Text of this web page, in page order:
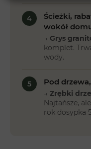
4
Ścieżki,
wokół
→ Grys
komplet.
wody.
5 Pod
→ Zrębki
Najtańsze,
rok dosypka